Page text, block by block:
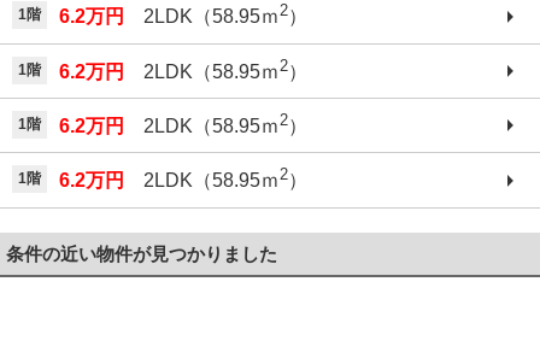
1階 6.2万円 2LDK（58.95ｍ2）
1階 6.2万円 2LDK（58.95ｍ 2）
1階 6.2万円 2LDK（58.95ｍ 2）
1階 6.2万円 2LDK（58.95ｍ2）
条件の近い物件が見つかりました